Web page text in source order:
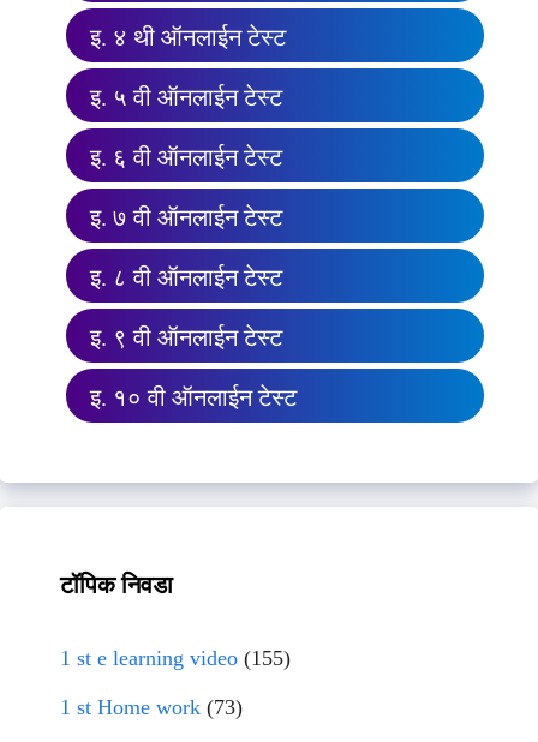
इ. ४ थी ऑनलाईन टेस्ट
इ. ५ वी ऑनलाईन टेस्ट
इ. ६ वी ऑनलाईन टेस्ट
इ. ७ वी ऑनलाईन टेस्ट
इ. ८ वी ऑनलाईन टेस्ट
इ. ९ वी ऑनलाईन टेस्ट
इ. १० वी ऑनलाईन टेस्ट
टॉपिक निवडा
1 st e learning video (155)
1 st Home work (73)